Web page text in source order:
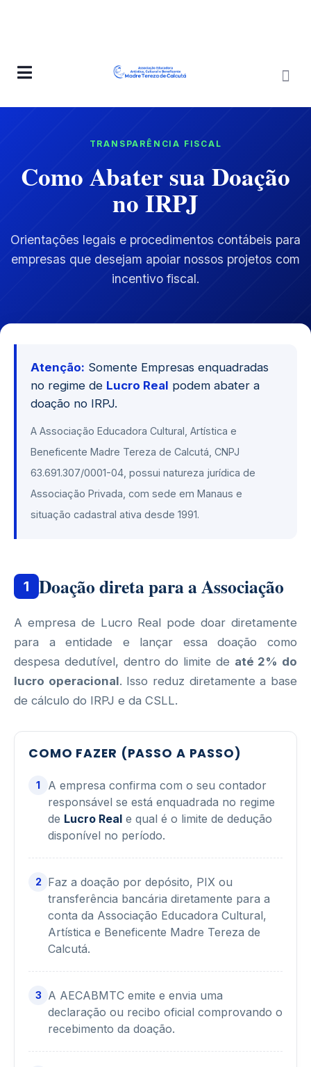
TRANSPARÊNCIA FISCAL
Como Abater sua Doação
no IRPJ
Orientações legais e procedimentos contábeis para
empresas que desejam apoiar nossos projetos com
incentivo fiscal.
Atenção: Somente Empresas enquadradas
no regime de Lucro Real podem abater a
doação no IRPJ.
A Associação Educadora Cultural, Artística e
Beneficente Madre Tereza de Calcutá, CNPJ
63.691.307/0001-04, possui natureza jurídica de
Associação Privada, com sede em Manaus e
situação cadastral ativa desde 1991.
1 Doação direta para a Associação
A empresa de Lucro Real pode doar diretamente
para a entidade e lançar essa doação como
despesa dedutível, dentro do limite de até 2% do
lucro operacional. Isso reduz diretamente a base
de cálculo do IRPJ e da CSLL.
COMO FAZER (PASSO A PASSO)
1
A empresa confirma com o seu contador
responsável se está enquadrada no regime
de Lucro Real e qual é o limite de dedução
disponível no período.
2
Faz a doação por depósito, PIX ou
transferência bancária diretamente para a
conta da Associação Educadora Cultural,
Artística e Beneficente Madre Tereza de
Calcutá.
3
A AECABMTC emite e envia uma
declaração ou recibo oficial comprovando o
recebimento da doação.